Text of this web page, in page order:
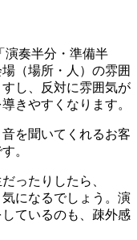
演奏半分・準備半
（場所・人）の雰囲
し、反対に雰囲気が
きやすくなります。
を聞いてくれるお客
。
ったりしたら、
になるでしょう。演
ているのも、疎外感